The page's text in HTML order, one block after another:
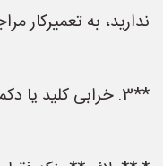
ندارید، به تعمیرکار
**3. خرابی کلید یا دکمه‌های تنظیم سرعت:**